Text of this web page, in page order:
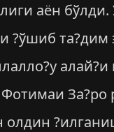
аён
?ўшиб та?дим